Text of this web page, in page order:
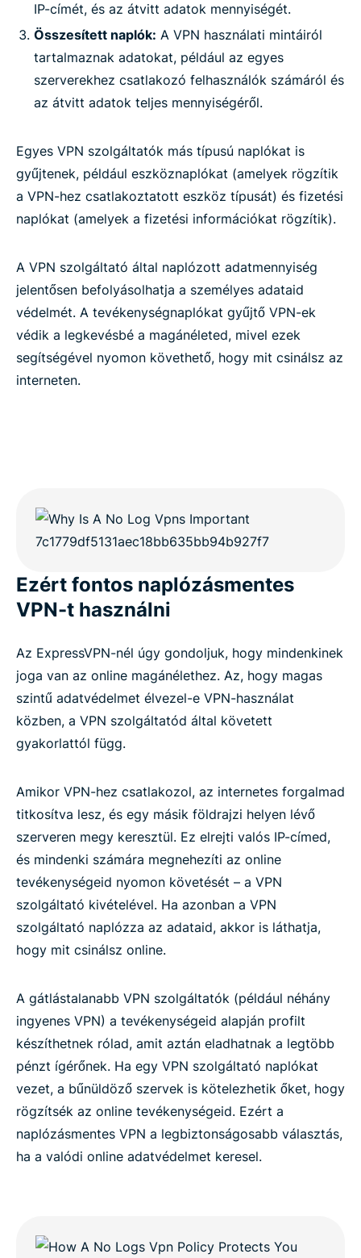
IP-címét, és az átvitt adatok mennyiségét.
Összesített naplók: A VPN használati mintáiról
tartalmaznak adatokat, például az egyes
szerverekhez csatlakozó felhasználók számáról és
az átvitt adatok teljes mennyiségéről.
Egyes VPN szolgáltatók más típusú naplókat is
gyűjtenek, például eszköznaplókat (amelyek rögzítik
a VPN-hez csatlakoztatott eszköz típusát) és fizetési
naplókat (amelyek a fizetési információkat rögzítik).
A VPN szolgáltató által naplózott adatmennyiség
jelentősen befolyásolhatja a személyes adataid
védelmét. A tevékenységnaplókat gyűjtő VPN-ek
védik a legkevésbé a magánéleted, mivel ezek
segítségével nyomon követhető, hogy mit csinálsz az
interneten.
Ezért fontos naplózásmentes
VPN-t használni
Az ExpressVPN-nél úgy gondoljuk, hogy mindenkinek
joga van az online magánélethez. Az, hogy magas
szintű adatvédelmet élvezel-e VPN-használat
közben, a VPN szolgáltatód által követett
gyakorlattól függ.
Amikor VPN-hez csatlakozol, az internetes forgalmad
titkosítva lesz, és egy másik földrajzi helyen lévő
szerveren megy keresztül. Ez elrejti valós IP-címed,
és mindenki számára megnehezíti az online
tevékenységeid nyomon követését – a VPN
szolgáltató kivételével. Ha azonban a VPN
szolgáltató naplózza az adataid, akkor is láthatja,
hogy mit csinálsz online.
A gátlástalanabb VPN szolgáltatók (például néhány
ingyenes VPN) a tevékenységeid alapján profilt
készíthetnek rólad, amit aztán eladhatnak a legtöbb
pénzt ígérőnek. Ha egy VPN szolgáltató naplókat
vezet, a bűnüldöző szervek is kötelezhetik őket, hogy
rögzítsék az online tevékenységeid. Ezért a
naplózásmentes VPN a legbiztonságosabb választás,
ha a valódi online adatvédelmet keresel.